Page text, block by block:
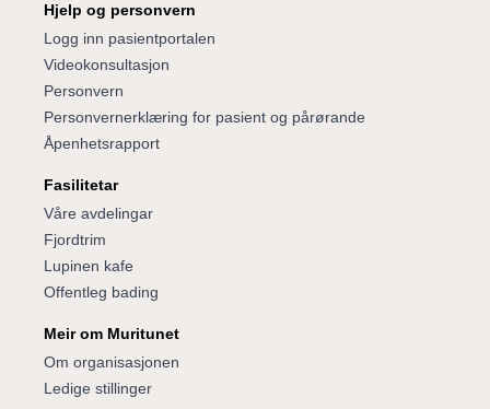
Hjelp og personvern
Logg inn pasientportalen
Videokonsultasjon
Personvern
Personvernerklæring for pasient og pårørande
Åpenhetsrapport
Fasilitetar
Våre avdelingar
Fjordtrim
Lupinen kafe
Offentleg bading
Meir om Muritunet
Om organisasjonen
Ledige stillinger